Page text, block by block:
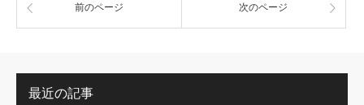
前のページ 次のページ
最近の記事